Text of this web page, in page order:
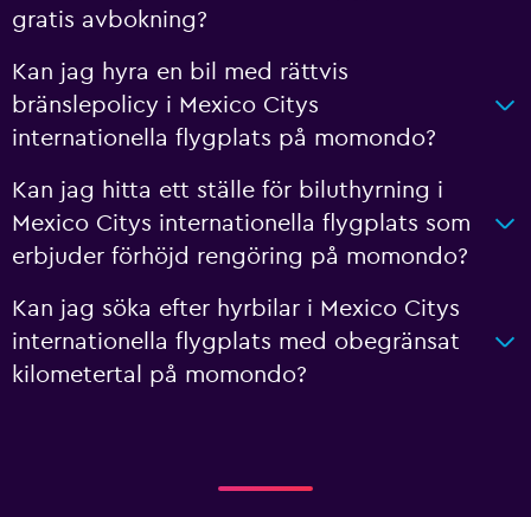
gratis avbokning?
Kan jag hyra en bil med rättvis
bränslepolicy i Mexico Citys
internationella flygplats på momondo?
Kan jag hitta ett ställe för biluthyrning i
Mexico Citys internationella flygplats som
erbjuder förhöjd rengöring på momondo?
Kan jag söka efter hyrbilar i Mexico Citys
internationella flygplats med obegränsat
kilometertal på momondo?